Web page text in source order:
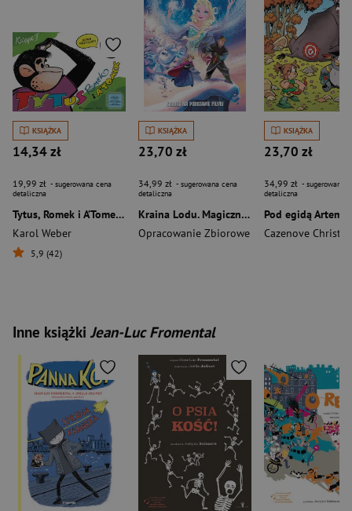
KSIĄŻKA
14,34 zł
19,99 zł - sugerowana cena
detaliczna
Tytus, Romek i A’Tomek. Nowe przygody. Księga I
Karol Weber
5,9 (42)
KSIĄŻKA
23,70 zł
34,99 zł - sugerowana cena
detaliczna
Kraina Lodu. Magiczny świat Disneya w komiksie
Opracowanie Zbiorowe
KSIĄŻKA
23,70 zł
34,99 zł - sugerowana
detaliczna
Cazenove
Inne książki Jean-Luc Fromental